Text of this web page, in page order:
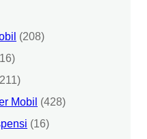
(208)
Mobil (428)
(16)